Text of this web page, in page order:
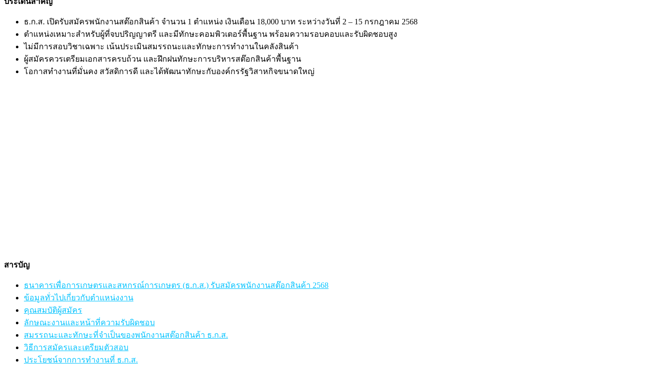
ธ.ก.ส. เปิดรับสมัครพนักงานสต๊อกสินค้า จำนวน 1 ตำแหน่ง เงินเดือน 18,000 บาท ระหว่างวันที่ 2 – 15 กรกฎาคม 2568
ตำแหน่งเหมาะสำหรับผู้ที่จบปริญญาตรี และมีทักษะคอมพิวเตอร์พื้นฐาน พร้อมความรอบคอบและรับผิดชอบสูง
ไม่มีการสอบวิชาเฉพาะ เน้นประเมินสมรรถนะและทักษะการทำงานในคลังสินค้า
ผู้สมัครควรเตรียมเอกสารครบถ้วน และฝึกฝนทักษะการบริหารสต๊อกสินค้าพื้นฐาน
โอกาสทำงานที่มั่นคง สวัสดิการดี และได้พัฒนาทักษะกับองค์กรรัฐวิสาหกิจขนาดใหญ่
สารบัญ
ธนาคารเพื่อการเกษตรและสหกรณ์การเกษตร (ธ.ก.ส.) รับสมัครพนักงานสต๊อกสินค้า 2568
ข้อมูลทั่วไปเกี่ยวกับตำแหน่งงาน
คุณสมบัติผู้สมัคร
ลักษณะงานและหน้าที่ความรับผิดชอบ
สมรรถนะและทักษะที่จำเป็นของพนักงานสต๊อกสินค้า ธ.ก.ส.
วิธีการสมัครและเตรียมตัวสอบ
ประโยชน์จากการทำงานที่ ธ.ก.ส.